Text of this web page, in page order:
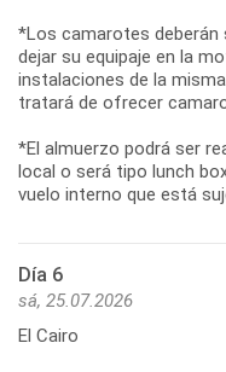
*Los camarotes deberán
dejar su equipaje en la
instalaciones de la
tratará de ofrecer
*El almuerzo podrá ser
local o será tipo lunch
vuelo interno que está
Día 6
sá, 25.07.2026
El Cairo